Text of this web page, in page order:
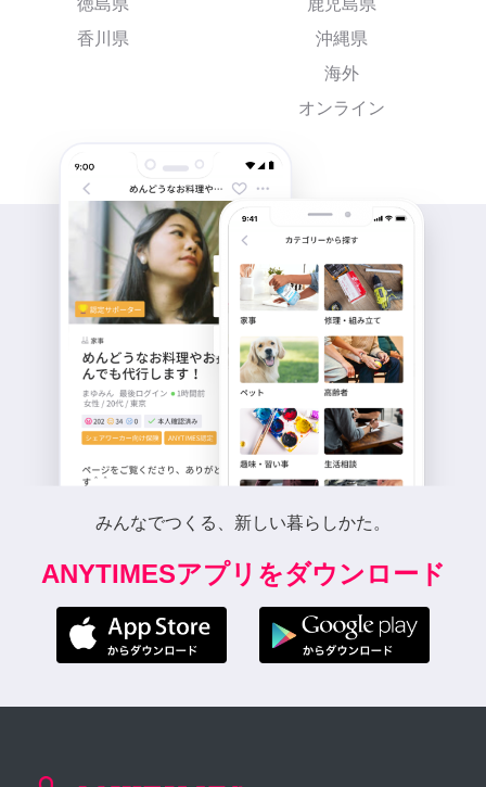
香川県
沖縄県
海外
オンライン
みんなでつくる、新しい暮らしかた。
ANYTIMESアプリをダウンロード